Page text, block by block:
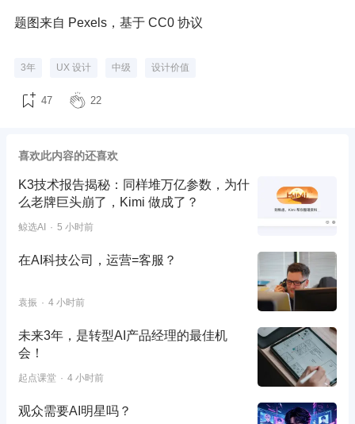
题图来自 Pexels，基于 CC0 协议
3年 UX 设计 中级 设计价值
47 22
喜欢此内容的还喜欢
K3技术报告揭秘：同样堆万亿参数，为什
么老牌巨头崩了，Kimi 做成了？
鲸选AI 5 小时前
在AI科技公司，运营=客服？
袁振 4 小时前
未来3年，是转型AI产品经理的最佳机
会！
起点课堂 4 小时前
观众需要AI明星吗？